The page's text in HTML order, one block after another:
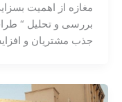
مغازه از اهمیت
بررسی و تحلیل “
جذب مشتریان و